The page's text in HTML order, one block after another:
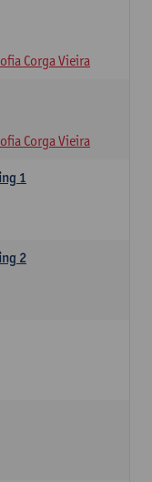
Corga Vieira
Corga Vieira
1
2